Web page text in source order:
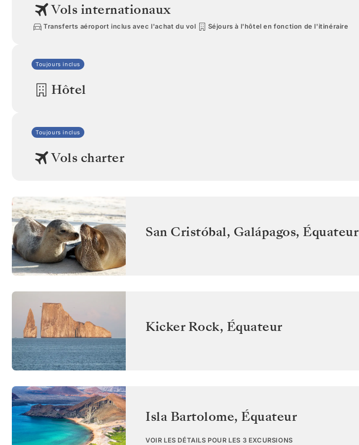
Vols internationaux
Transferts aéroport inclus avec l'achat du vol Séjours à l'hôtel en fonction de l'itinéraire
Toujours inclus
Hôtel
Toujours inclus
Vols charter
San Cristóbal, Galápagos, Équateur
Kicker Rock, Équateur
Isla Bartolome, Équateur
VOIR LES DÉTAILS POUR LES 3 EXCURSIONS